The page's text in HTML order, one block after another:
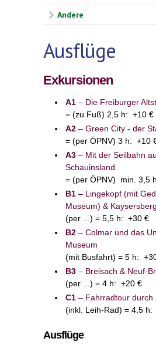
Andere
Ausflüge
Exkursionen
A1 – Die Freiburger
= (zu Fuß) 2,5 h: +10 €
A2 – Green City - der
= (per ÖPNV) 3 h: +10
A3 – Mit der Seilbahn
Schauinsland
= (per ÖPNV) min. 3,5
B1 – Lingekopf (mit
Museum) & Kaysersberg
(per ...) = 5,5 h: +30 €
B2 – Colmar und das
Museum
(mit Busfahrt) = 5 h:
B3 – Breisach & Neuf-
(per ...) = 4 h: +20 €
C1 – Fahrradtour durch
(inkl. Leih-Rad) = 4,5
Ausflüge